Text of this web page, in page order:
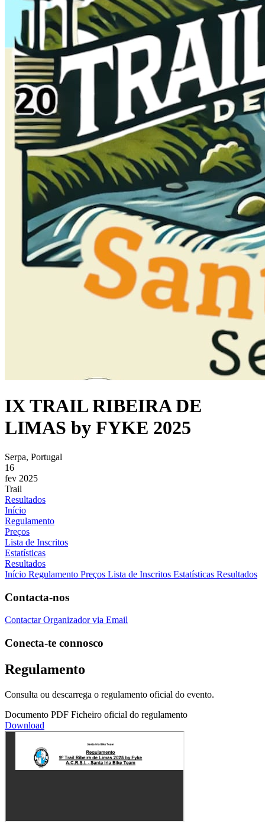
IX TRAIL RIBEIRA DE
LIMAS by FYKE 2025
Serpa, Portugal
16
fev 2025
Trail
Resultados
Início
Regulamento
Preços
Lista de Inscritos
Estatísticas
Resultados
Início Regulamento Preços Lista de Inscritos Estatísticas Resultados
Contacta-nos
Contactar Organizador via Email
Conecta-te connosco
Regulamento
Consulta ou descarrega o regulamento oficial do evento.
Documento PDF Ficheiro oficial do regulamento
Download